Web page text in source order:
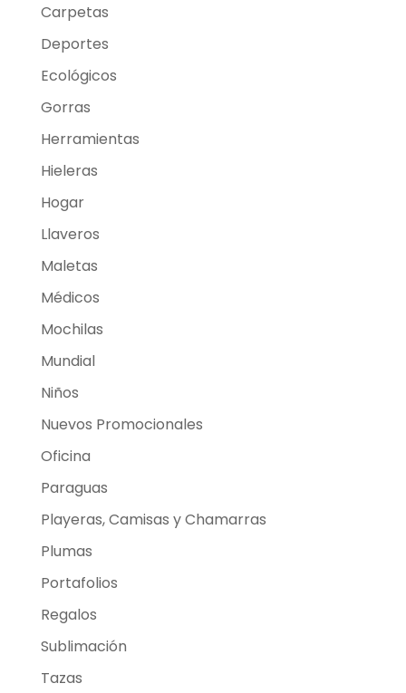
Carpetas
Deportes
Ecológicos
Gorras
Herramientas
Hieleras
Hogar
Llaveros
Maletas
Médicos
Mochilas
Mundial
Niños
Nuevos Promocionales
Oficina
Paraguas
Playeras, Camisas y Chamarras
Plumas
Portafolios
Regalos
Sublimación
Tazas